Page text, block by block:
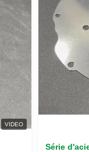
VIDEO
Série